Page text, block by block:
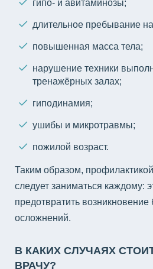
длительное пребывание
повышенная масса тела;
нарушение техники
тренажёрных залах;
гиподинамия;
ушибы и микротравмы;
пожилой возраст.
Таким образом,
следует заниматься каждому:
предотвратить
осложнений.
В КАКИХ СЛУЧАЯХ
ВРАЧУ?